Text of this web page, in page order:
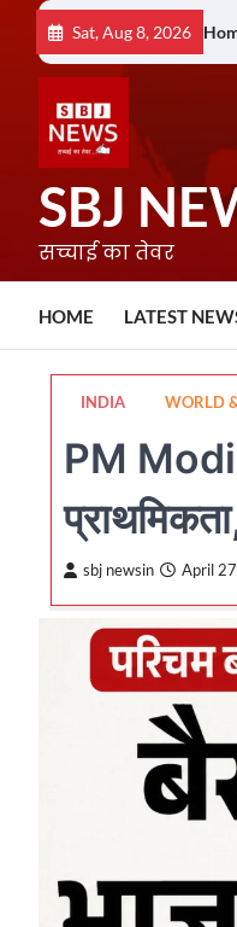
content
Sat, Aug 8, 2026
SBJ
सच्चाई का तेवर
HOME LATEST
INDIA WORLD
PM Modi
sbj newsin April